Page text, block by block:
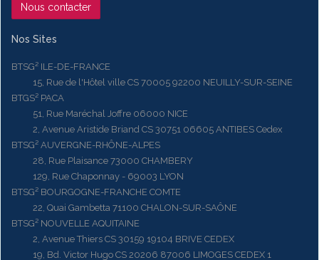
Nous contacter
Nos Sites
BTSG² ILE-DE-FRANCE
15, Rue de l'Hôtel ville CS 70005 92200 NEUILLY-SUR-SEINE
BTGS² PACA
51, Rue Maréchal Joffre 06000 NICE
2, Avenue Aristide Briand CS 30751 06605 ANTIBES Cedex
BTSG² AUVERGNE-RHÔNE-ALPES
28, Rue Plaisance 73000 CHAMBERY
129, Rue Chaponnay - 69003 LYON
BTSG² BOURGOGNE-FRANCHE COMTE
22, Quai Gambetta 71100 CHALON-SUR-SAÔNE
BTSG² NOUVELLE AQUITAINE
2, Avenue Thiers CS 30159 19104 BRIVE CEDEX
19, Bd. Victor Hugo CS 20206 87006 LIMOGES CEDEX 1